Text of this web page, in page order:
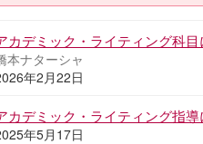
カデミック・ライティング科
本ナターシャ
年2月22日
カデミック・ライティング指
年5月17日